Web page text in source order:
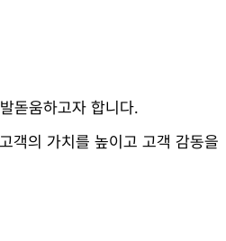
돋움하고자 합니다.
객의 가치를 높이고 고객 감동을